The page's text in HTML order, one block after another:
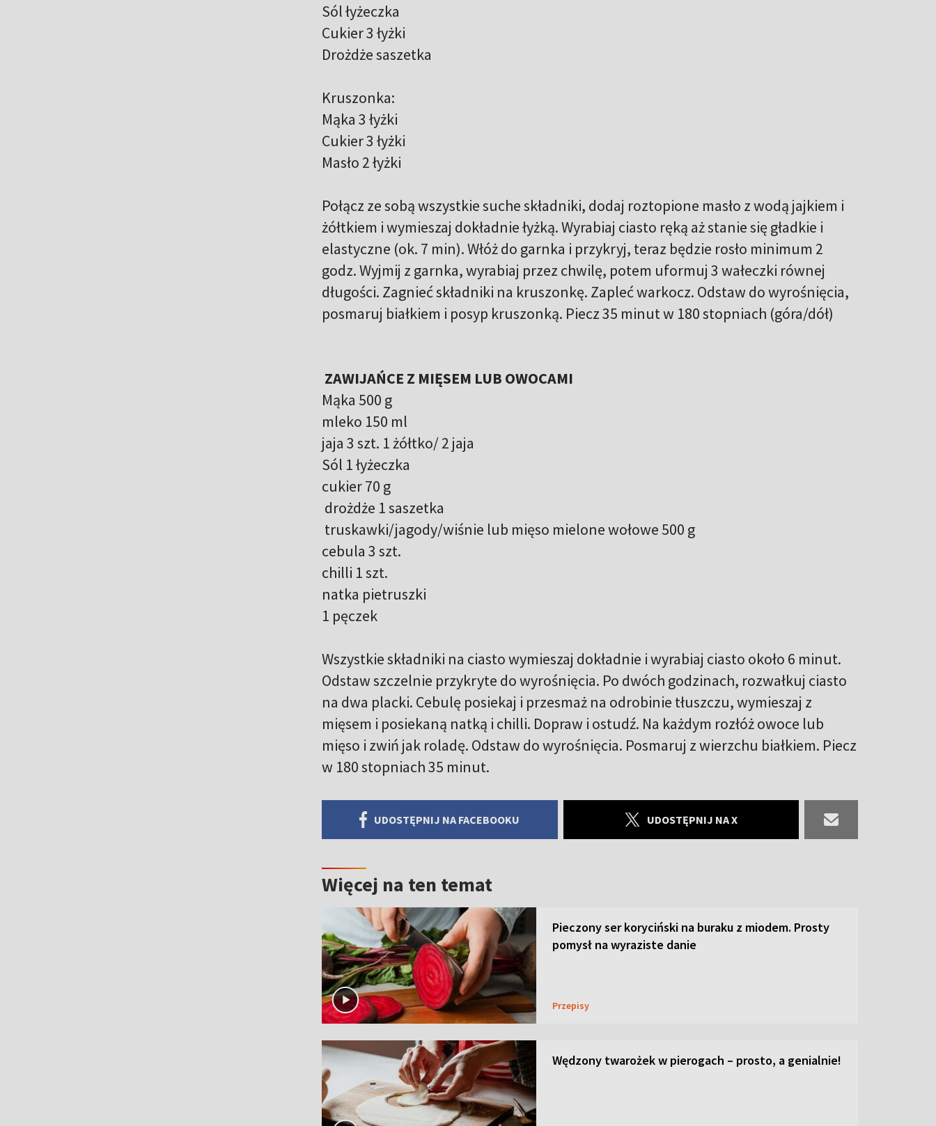
Sól łyżeczka
Cukier 3 łyżki
Drożdże saszetka
Kruszonka:
Mąka 3 łyżki
Cukier 3 łyżki
Masło 2 łyżki
Połącz ze sobą wszystkie suche składniki, dodaj roztopione masło z wodą jajkiem i
żółtkiem i wymieszaj dokładnie łyżką. Wyrabiaj ciasto ręką aż stanie się gładkie i
elastyczne (ok. 7 min). Włóż do garnka i przykryj, teraz będzie rosło minimum 2
godz. Wyjmij z garnka, wyrabiaj przez chwilę, potem uformuj 3 wałeczki równej
długości. Zagnieć składniki na kruszonkę. Zapleć warkocz. Odstaw do wyrośnięcia,
posmaruj białkiem i posyp kruszonką. Piecz 35 minut w 180 stopniach (góra/dół)
ZAWIJAŃCE Z MIĘSEM LUB OWOCAMI
Mąka 500 g
mleko 150 ml
jaja 3 szt. 1 żółtko/ 2 jaja
Sól 1 łyżeczka
cukier 70 g
drożdże 1 saszetka
truskawki/jagody/wiśnie lub mięso mielone wołowe 500 g
cebula 3 szt.
chilli 1 szt.
natka pietruszki
1 pęczek
Wszystkie składniki na ciasto wymieszaj dokładnie i wyrabiaj ciasto około 6 minut.
Odstaw szczelnie przykryte do wyrośnięcia. Po dwóch godzinach, rozwałkuj ciasto
na dwa placki. Cebulę posiekaj i przesmaż na odrobinie tłuszczu, wymieszaj z
mięsem i posiekaną natką i chilli. Dopraw i ostudź. Na każdym rozłóż owoce lub
mięso i zwiń jak roladę. Odstaw do wyrośnięcia. Posmaruj z wierzchu białkiem. Piecz
w 180 stopniach 35 minut.
UDOSTĘPNIJ NA FACEBOOKU UDOSTĘPNIJ NA X
Więcej na ten temat
Pieczony ser koryciński na buraku z miodem. Prosty
pomysł na wyraziste danie
Przepisy
Wędzony twarożek w pierogach – prosto, a genialnie!